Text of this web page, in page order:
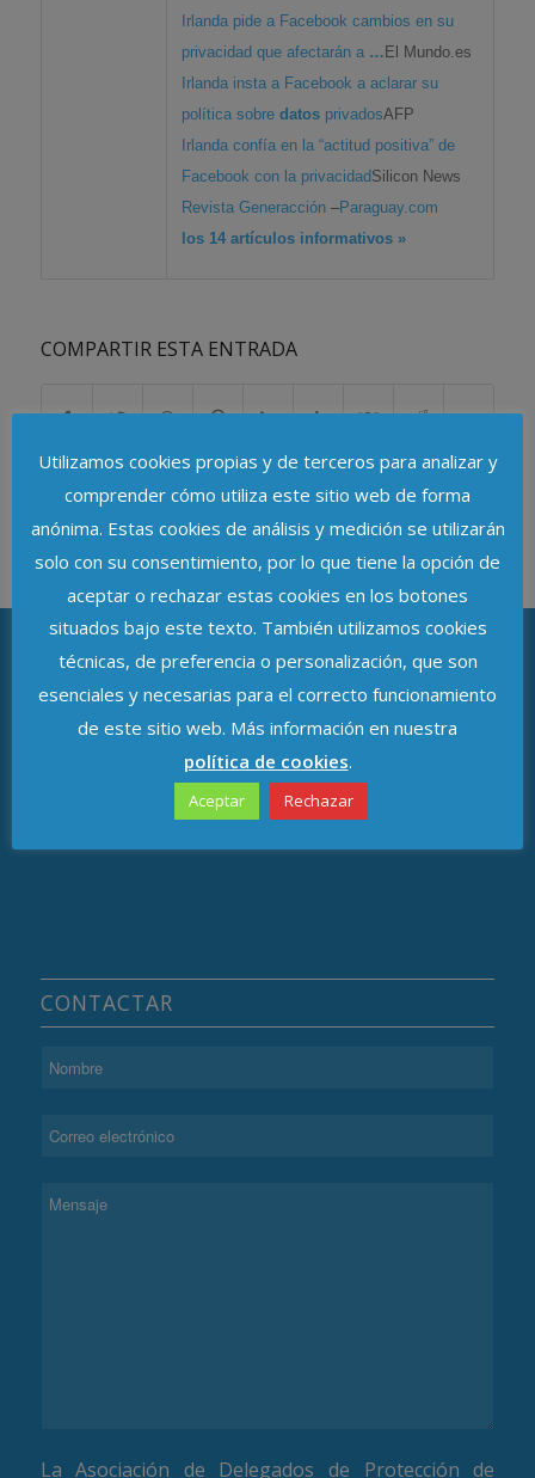
Irlanda pide a Facebook cambios en su
privacidad que afectarán a … El Mundo.es
Irlanda insta a Facebook a aclarar su
política sobre datosprivadosAFP
Irlanda confía en la “actitud positiva” de
Facebook con la privacidad Silicon News
Revista Generacción–Paraguay.com
los 14 artículos informativos »
COMPARTIR ESTA ENTRADA
ASOCIACIÓN DE DELEGADOS DE
PROTECCIÓN DE DATOS DE ANDALUCÍA
Avenida de República Argentina, n.º 37
CONTACTAR
La Asociación de Delegados de Protección de
Utilizamos cookies propias y de terceros para analizar y
comprender cómo utiliza este sitio web de forma
anónima. Estas cookies de análisis y medición se utilizarán
solo con su consentimiento, por lo que tiene la opción de
aceptar o rechazar estas cookies en los botones
situados bajo este texto. También utilizamos cookies
técnicas, de preferencia o personalización, que son
esenciales y necesarias para el correcto funcionamiento
de este sitio web. Más información en nuestra
política de cookies.
Aceptar Rechazar